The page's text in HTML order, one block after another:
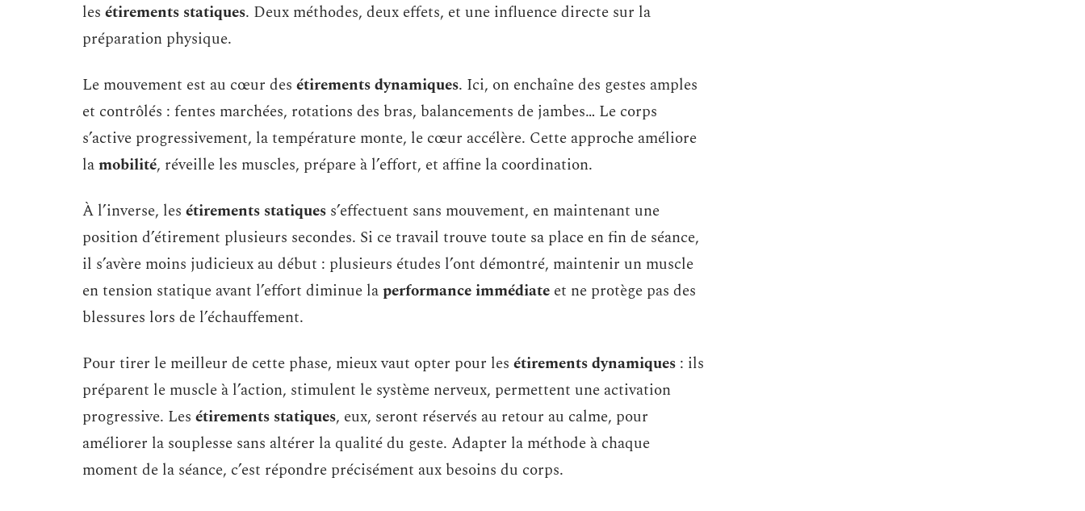
les étirements statiques. Deux méthodes, deux effets, et une influence directe sur la
préparation physique.
Le mouvement est au cœur des étirements dynamiques. Ici, on enchaîne des gestes amples
et contrôlés : fentes marchées, rotations des bras, balancements de jambes… Le corps
s’active progressivement, la température monte, le cœur accélère. Cette approche améliore
lamobilité, réveille les muscles, prépare à l’effort, et affine la coordination.
À l’inverse, les étirements statiques s’effectuent sans mouvement, en maintenant une
position d’étirement plusieurs secondes. Si ce travail trouve toute sa place en fin de séance,
il s’avère moins judicieux au début : plusieurs études l’ont démontré, maintenir un muscle
en tension statique avant l’effort diminue laperformance immédiate et ne protège pas des
blessures lors de l’échauffement.
Pour tirer le meilleur de cette phase, mieux vaut opter pour les étirements dynamiques : ils
préparent le muscle à l’action, stimulent le système nerveux, permettent une activation
progressive. Les étirements statiques, eux, seront réservés au retour au calme, pour
améliorer la souplesse sans altérer la qualité du geste. Adapter la méthode à chaque
moment de la séance, c’est répondre précisément aux besoins du corps.